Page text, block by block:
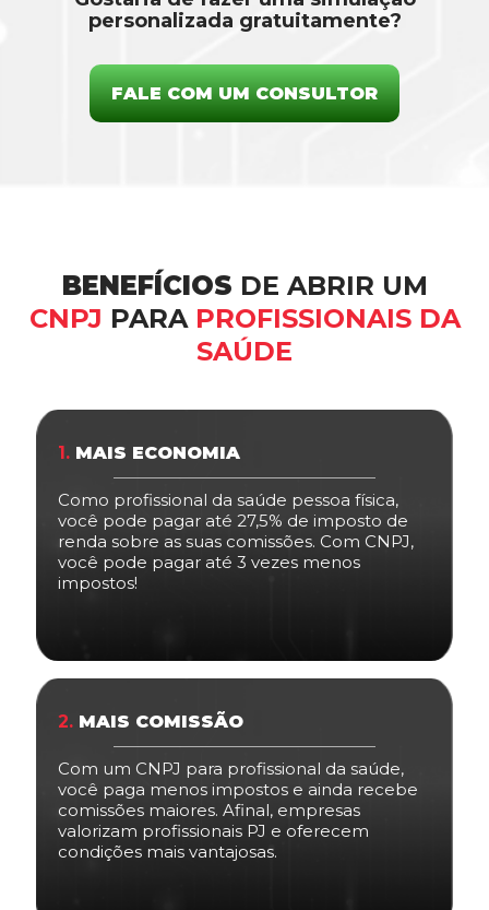
personalizada gratuitamente?
FALE COM UM CONSULTOR
BENEFÍCIOS DE ABRIR UM
CNPJ PARA PROFISSIONAIS DA
SAÚDE
1. MAIS ECONOMIA
Como profissional da saúde pessoa física,
você pode pagar até 27,5% de imposto de
renda sobre as suas comissões. Com CNPJ,
você pode pagar até 3 vezes menos
impostos!
2. MAIS COMISSÃO
Com um CNPJ para profissional da saúde,
você paga menos impostos e ainda recebe
comissões maiores. Afinal, empresas
valorizam profissionais PJ e oferecem
condições mais vantajosas.